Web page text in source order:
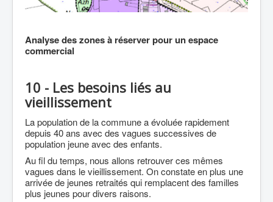
Analyse des zones à réserver pour un espace
commercial
10 - Les besoins liés au
vieillissement
La population de la commune a évoluée rapidement
depuis 40 ans avec des vagues successives de
population jeune avec des enfants.
Au fil du temps, nous allons retrouver ces mêmes
vagues dans le vieillissement. On constate en plus une
arrivée de jeunes retraités qui remplacent des familles
plus jeunes pour divers raisons.